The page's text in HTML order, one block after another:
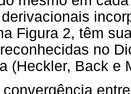
Figura 2, têm
no
(Heckler, Back e
convergência